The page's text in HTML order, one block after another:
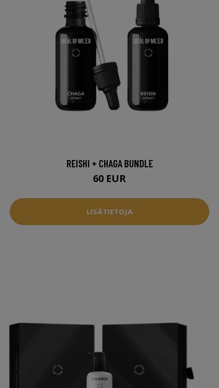
REISHI + CHAGA BUNDLE
60 EUR
LISÄTIETOJA